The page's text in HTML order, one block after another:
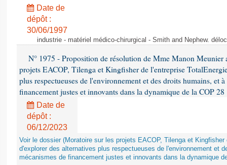
Date de
dépôt :
30/06/1997
industrie - matériel médico-chirurgical - Smith and Nephew.
N° 1975 - Proposition de résolution de Mme Manon Meunier
projets EACOP, Tilenga et Kingfisher de l'entreprise
plus respectueuses de l'environnement et des droits humains, et
financement justes et innovants dans la dynamique de la COP 28
Date de
dépôt :
06/12/2023
Voir le dossier (Moratoire sur les projets EACOP, Tilenga et
d'explorer des alternatives plus respectueuses de l'environnement et
mécanismes de financement justes et innovants dans la dynamique